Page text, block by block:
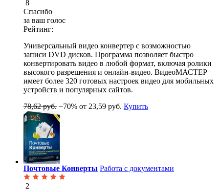
8
Спасибо
за ваш голос
Рейтинг:
Универсальный видео конвертер с возможностью
записи DVD дисков. Программа позволяет быстро
конвертировать видео в любой формат, включая ролики
высокого разрешения и онлайн-видео. ВидеоМАСТЕР
имеет более 320 готовых настроек видео для мобильных
устройств и популярных сайтов.
78,62 руб. −70% от 23,59 руб. Купить
Почтовые Конверты Работа с документами
2